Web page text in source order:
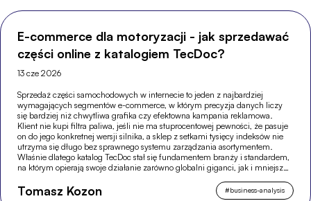
E-commerce dla motoryzacji - jak sprzedawać
części online z katalogiem TecDoc?
13 cze 2026
Sprzedaż części samochodowych w internecie to jeden z najbardziej
wymagających segmentów e-commerce, w którym precyzja danych liczy
się bardziej niż chwytliwa grafika czy efektowna kampania reklamowa.
Klient nie kupi filtra paliwa, jeśli nie ma stuprocentowej pewności, że pasuje
on do jego konkretnej wersji silnika, a sklep z setkami tysięcy indeksów nie
utrzyma się długo bez sprawnego systemu zarządzania asortymentem.
Właśnie dlatego katalog TecDoc stał się fundamentem branży i standardem,
na którym opierają swoje działanie zarówno globalni giganci, jak i mniejsze,
Tomasz Kozon #business-analysis